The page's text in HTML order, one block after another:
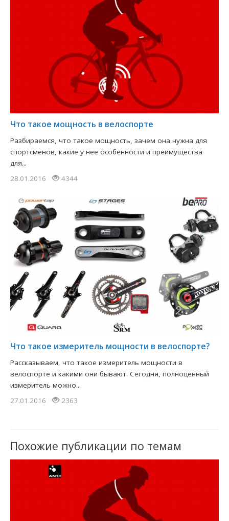
Что такое мощность в велоспорте
Разбираемся, что такое мощность, зачем она нужна для
спортсменов, какие у нее особенности и преимущества
для...
28.01.2016
4344
Что такое измеритель мощности в велоспорте?
Рассказываем, что такое измеритель мощности в
велоспорте и какими они бывают. Сегодня, полноценный
измеритель можно...
27.01.2016
2363
Похожие публикации по темам